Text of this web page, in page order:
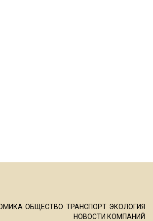
ОБЩЕСТВО ТРАНСПОРТ ЭКОЛОГИЯ
НОВОСТИ КОМПАНИЙ